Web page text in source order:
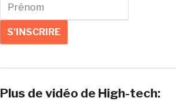
Plus de vidéo de High-tech: